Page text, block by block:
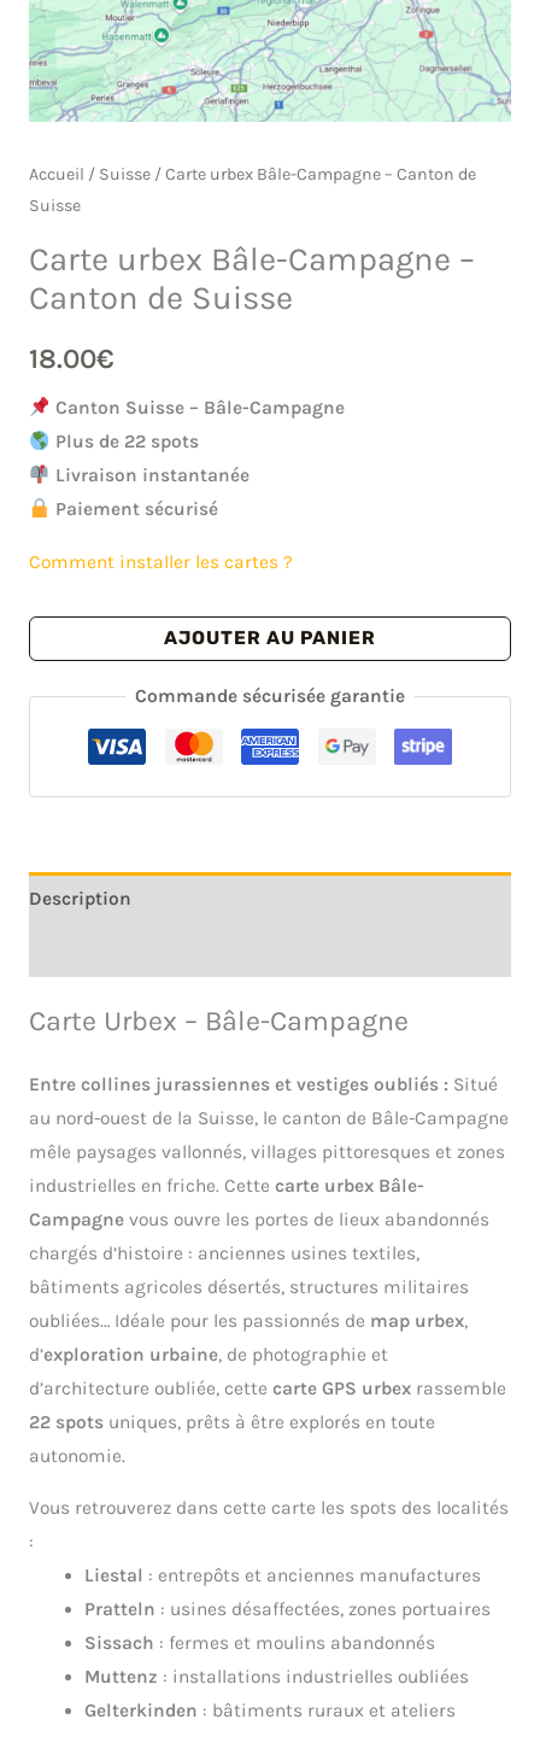
Accueil / Suisse/ Carte urbex Bâle-Campagne – Canton de
Suisse
Carte urbex Bâle-Campagne –
Canton de Suisse
18.00€
Canton Suisse – Bâle-Campagne
Plus de 22 spots
Livraison instantanée
Paiement sécurisé
Comment installer les cartes ?
quantité
de
AJOUTER AU PANIER
Commande sécurisée garantie
Description
Carte Urbex – Bâle-Campagne
Entre collines jurassiennes et vestiges oubliés : Situé
au nord-ouest de la Suisse, le canton de Bâle-Campagne
mêle paysages vallonnés, villages pittoresques et zones
industrielles en friche. Cette carte urbex Bâle-
Campagnevous ouvre les portes de lieux abandonnés
chargés d’histoire : anciennes usines textiles,
bâtiments agricoles désertés, structures militaires
oubliées… Idéale pour les passionnés de map urbex,
d’exploration urbaine, de photographie et
d’architecture oubliée, cette carte GPS urbexrassemble
22 spotsuniques, prêts à être explorés en toute
autonomie.
Vous retrouverez dans cette carte les spots des localités
:
Liestal : entrepôts et anciennes manufactures
Pratteln : usines désaffectées, zones portuaires
Sissach : fermes et moulins abandonnés
Muttenz : installations industrielles oubliées
Gelterkinden : bâtiments ruraux et ateliers